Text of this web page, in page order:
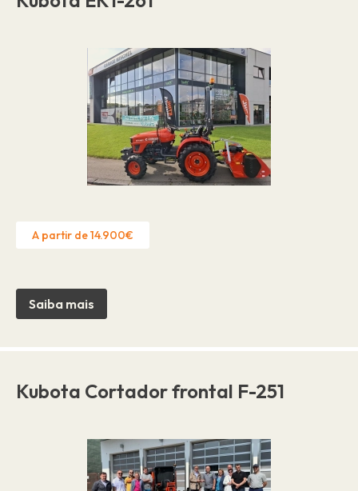
A partir de 14.900€
Saiba mais
Kubota Cortador frontal F-251